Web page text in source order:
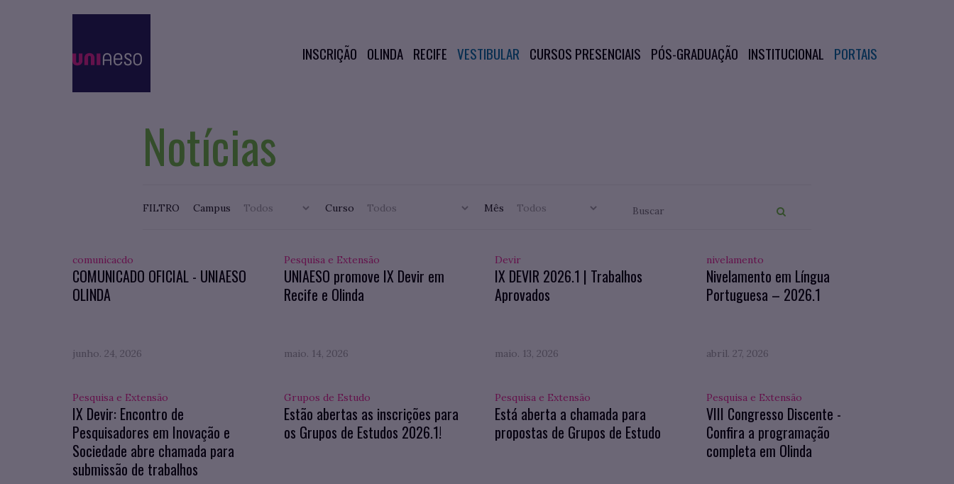
INSCRIÇÃO OLINDA RECIFE VESTIBULAR CURSOS PRESENCIAIS PÓS-GRADUAÇÃO INSTITUCIONAL PORTAIS
Notícias
FILTRO Campus Curso Mês
comunicacdo
COMUNICADO OFICIAL - UNIAESO
OLINDA
junho. 24, 2026
Pesquisa e Extensão
UNIAESO promove IX Devir em
Recife e Olinda
maio. 14, 2026
Devir
IX DEVIR 2026.1 | Trabalhos
Aprovados
maio. 13, 2026
nivelamento
Nivelamento em Língua
Portuguesa – 2026.1
abril. 27, 2026
Pesquisa e Extensão
IX Devir: Encontro de
Pesquisadores em Inovação e
Sociedade abre chamada para
submissão de trabalhos
Grupos de Estudo
Estão abertas as inscrições para
os Grupos de Estudos 2026.1!
Pesquisa e Extensão
Está aberta a chamada para
propostas de Grupos de Estudo
Pesquisa e Extensão
VIII Congresso Discente -
Confira a programação
completa em Olinda